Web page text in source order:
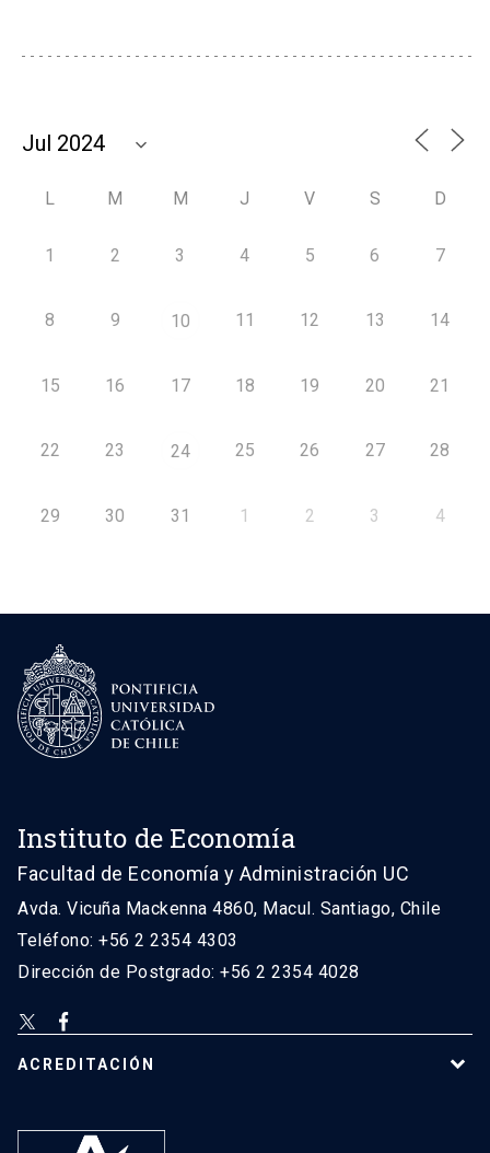
L M M J V S D
1 2 3 4 5 6 7
8 9 10 11 12 13 14
15 16 17 18 19 20 21
22 23 24 25 26 27 28
29 30 31 1 2 3 4
Instituto de Economía
Facultad de Economía y Administración UC
Avda. Vicuña Mackenna 4860, Macul. Santiago, Chile
Teléfono: +56 2 2354 4303
Dirección de Postgrado: +56 2 2354 4028
ACREDITACIÓN